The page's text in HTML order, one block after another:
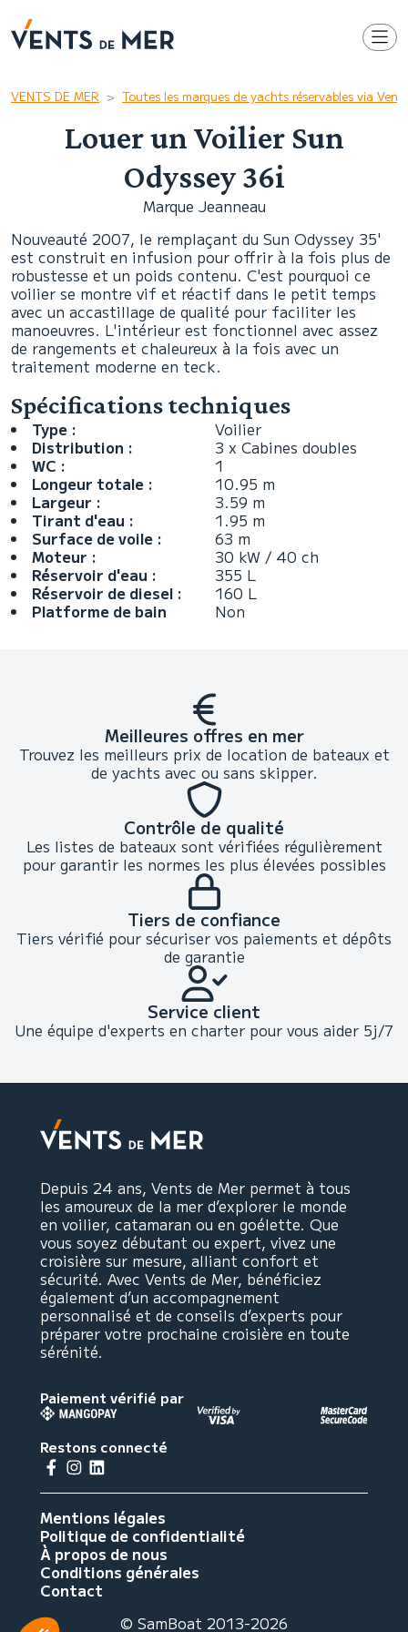
VENTS DE MER Toutes les marques de yachts réservables via
Louer un Voilier Sun
Odyssey 36i
Marque Jeanneau
Nouveauté 2007, le remplaçant du Sun Odyssey 35'
est construit en infusion pour offrir à la fois plus de
robustesse et un poids contenu. C'est pourquoi ce
voilier se montre vif et réactif dans le petit temps
avec un accastillage de qualité pour faciliter les
manoeuvres. L'intérieur est fonctionnel avec assez
de rangements et chaleureux à la fois avec un
traitement moderne en teck.
Spécifications techniques
Type :
Voilier
Distribution :
3 x Cabines doubles
WC :
1
Longeur totale :
10.95 m
Largeur :
3.59 m
Tirant d'eau :
1.95 m
Surface de voile :
63 m
Moteur :
30 kW / 40 ch
Réservoir d'eau :
355 L
Réservoir de diesel :
160 L
Platforme de bain
Non
Meilleures offres en mer
Trouvez les meilleurs prix de location de bateaux et
de yachts avec ou sans skipper.
Contrôle de qualité
Les listes de bateaux sont vérifiées régulièrement
pour garantir les normes les plus élevées possibles
Tiers de confiance
Tiers vérifié pour sécuriser vos paiements et dépôts
de garantie
Service client
Une équipe d'experts en charter pour vous aider 5j/7
Depuis 24 ans, Vents de Mer permet à tous
les amoureux de la mer d’explorer le monde
en voilier, catamaran ou en goélette. Que
vous soyez débutant ou expert, vivez une
croisière sur mesure, alliant confort et
sécurité. Avec Vents de Mer, bénéficiez
également d’un accompagnement
personnalisé et de conseils d’experts pour
préparer votre prochaine croisière en toute
sérénité.
Paiement vérifié par
Restons connecté
Mentions légales
Politique de confidentialité
À propos de nous
Conditions générales
Contact
© SamBoat 2013-2026